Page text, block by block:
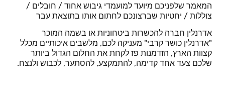
המאמר שלפניכם מיועד למועמדי גיבוש אחוד / חובלים /
צוללות / יחטיות שברצונכם לחתום אותו בתוצאת עבר
אדרנלין חברה להכשרות ביטחוניות או בשמה המוכר
"אדרנלין כושר קרבי" מעניקה לכם, מלשבים איכותיים מכלל
קצוות הארץ, הזדמנות פז לקחת את החלום הגדול ביותר
שלכם צעד אחד קדימה, להתמקצע, להסתער, לכבוש ולנצח.